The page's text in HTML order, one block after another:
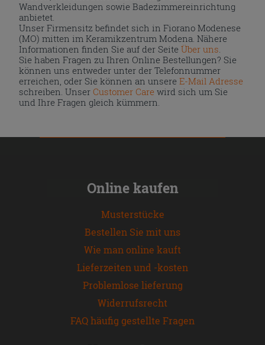
Wandverkleidungen sowie Badezimmereinrichtung
anbietet.
Unser Firmensitz befindet sich in Fiorano Modenese
(MO) mitten im Keramikzentrum Modena. Nähere
Informationen finden Sie auf der Seite Über uns.
Sie haben Fragen zu Ihren Online Bestellungen? Sie
können uns entweder unter der Telefonnummer
erreichen, oder Sie können an unsereE-Mail Adresse
schreiben. UnserCustomer Care wird sich um Sie
und Ihre Fragen gleich kümmern.
Online kaufen
Musterstücke
Bestellen Sie mit uns
Wie man online kauft
Lieferzeiten und -kosten
Problemlose lieferung
Widerrufsrecht
FAQ häufig gestellte Fragen